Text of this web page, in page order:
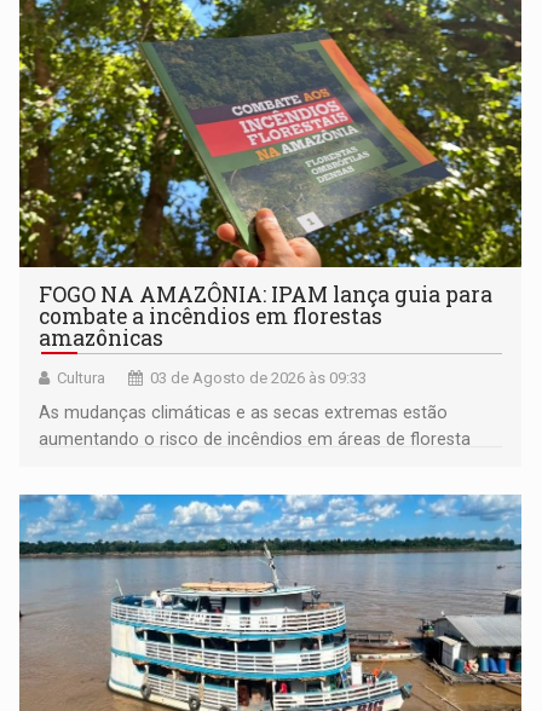
FOGO NA AMAZÔNIA: IPAM lança guia para
combate a incêndios em florestas
amazônicas
Cultura 03 de Agosto de 2026 às 09:33
As mudanças climáticas e as secas extremas estão
aumentando o risco de incêndios em áreas de floresta
combate